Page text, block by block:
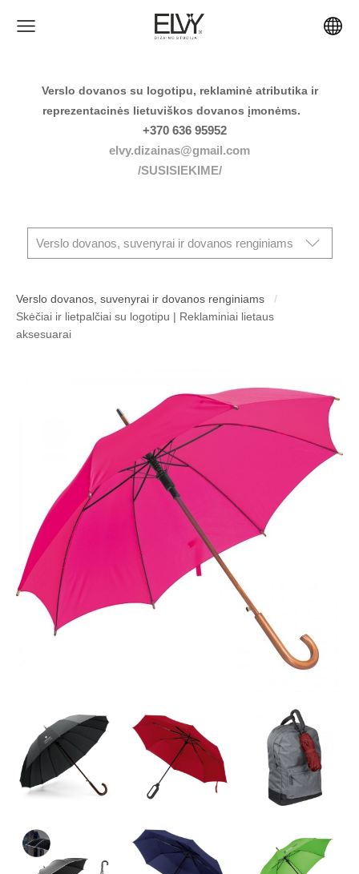
Verslo dovanos su logotipu, reklaminė atributika ir
reprezentacinės lietuviškos dovanos įmonėms.
+370 636 95952
elvy.dizainas@gmail.com
/SUSISIEKIME/
Verslo dovanos, suvenyrai ir dovanos renginiams
Verslo dovanos, suvenyrai ir dovanos renginiams
Skėčiai ir lietpalčiai su logotipu | Reklaminiai lietaus
aksesuarai